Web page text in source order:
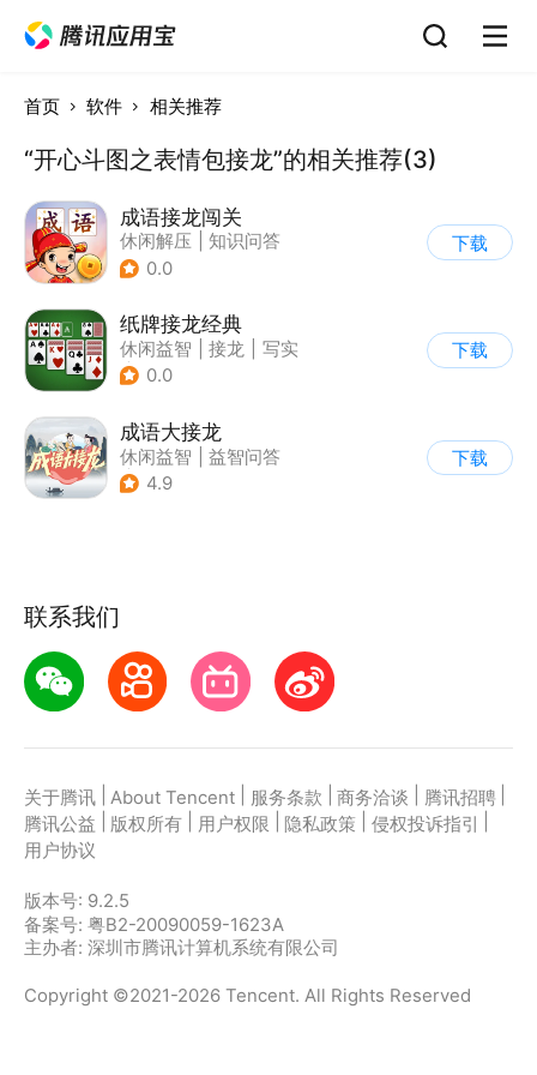
首页 软件 相关推荐
“开心斗图之表情包接龙”的相关推荐(3)
成语接龙闯关
休闲解压
知识问答
0.0
下载
纸牌接龙经典
休闲益智 接龙
写实
| 棋牌
0.0
下载
成语大接龙
休闲益智
益智问答
| 成语
4.9
下载
联系我们
关于腾讯 About Tencent 服务条款 商务洽谈 腾讯招聘
腾讯公益
版权所有 用户权限 隐私政策 侵权投诉指引
用户协议
版本号: 9.2.5
备案号: 粤B2-20090059-1623A
主办者: 深圳市腾讯计算机系统有限公司
Copyright ©2021-2026 Tencent. All Rights Reserved